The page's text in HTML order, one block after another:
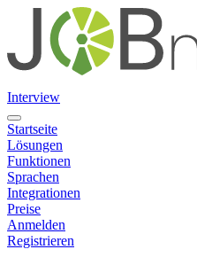
Interview
Startseite
Lösungen
Funktionen
Sprachen
Integrationen
Preise
Anmelden
Registrieren